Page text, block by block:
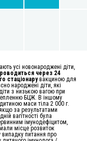
усі новонароджені діти,
через 24
стаціонарувакциною для
народжені діти, які
з низькою вагою при
БЦЖ. В іншому
маси тіла 2 000 г.
за результатами
вагітності була
імунодефіцитом,
місце розвиток
питання про